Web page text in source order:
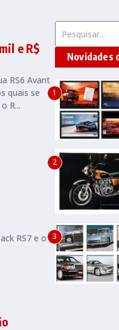
e R$
RS6 Avant
quais se
R...
RS7 e o
Novidades
1
2
3